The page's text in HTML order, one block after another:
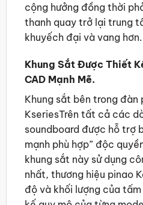
cộng hưởng đồng thời
thanh quay trở lại trung
khuyếch đại và vang hơn.
Khung Sắt Được Thiết
CAD Mạnh Mẽ.
Khung sắt bên trong đàn
KseriesTrên tất cả các
soundboard được hỗ trợ
mạnh phù hợp” độc
khung sắt này sử dụng
nhất, thương hiệu pinao
độ và khối lượng của